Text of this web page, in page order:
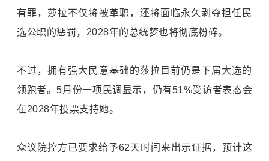
有罪，莎拉不仅将被革职，还将面临永久剥夺担任民
选公职的惩罚，2028年的总统梦也将彻底粉碎。
不过，拥有强大民意基础的莎拉目前仍是下届大选的
领跑者。5月份一项民调显示，仍有51%受访者表态会
在2028年投票支持她。
众议院控方已要求给予62天时间来出示证据，预计这